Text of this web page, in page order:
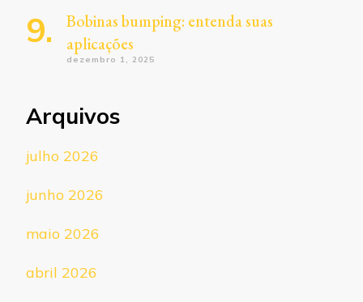
Bobinas bumping: entenda suas
aplicações
dezembro 1, 2025
Arquivos
julho 2026
junho 2026
maio 2026
abril 2026